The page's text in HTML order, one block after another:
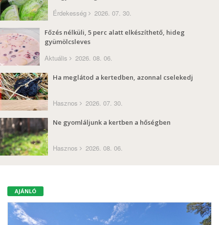
Érdekesség 2026. 07. 30.
Főzés nélküli, 5 perc alatt elkészíthető, hideg
gyümölcsleves
Aktuális 2026. 08. 06.
Ha meglátod a kertedben, azonnal cselekedj
Hasznos 2026. 07. 30.
Ne gyomláljunk a kertben a hőségben
Hasznos 2026. 08. 06.
AJÁNLÓ